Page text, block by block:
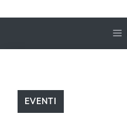
EVENTI